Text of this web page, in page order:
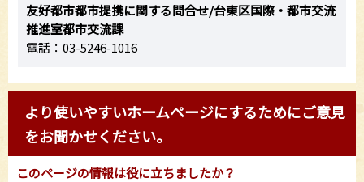
友好都市都市提携に関する問合せ/台東区国際・都市交流
推進室都市交流課
電話：03-5246-1016
より使いやすいホームページにするためにご意見
をお聞かせください。
このページの情報は役に立ちましたか？